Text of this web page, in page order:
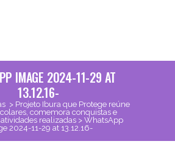
IMAGE 2024-11-29 AT
13.12.16-
> Projeto Ibura que Protege reúne
comemora conquistas e
realizadas> WhatsApp
2024-11-29 at 13.12.16-